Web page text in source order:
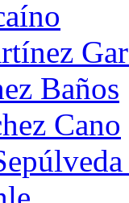
Baños
Cano